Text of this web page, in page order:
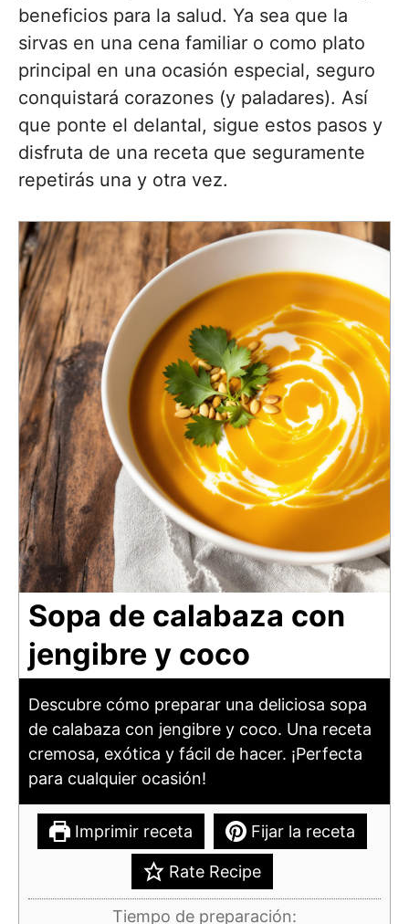
beneficios para la salud. Ya sea que la
sirvas en una cena familiar o como plato
principal en una ocasión especial, seguro
conquistará corazones (y paladares). Así
que ponte el delantal, sigue estos pasos y
disfruta de una receta que seguramente
repetirás una y otra vez.
Sopa de calabaza con
jengibre y coco
Descubre cómo preparar una deliciosa sopa
de calabaza con jengibre y coco. Una receta
cremosa, exótica y fácil de hacer. ¡Perfecta
para cualquier ocasión!
Imprimir receta Fijar la receta
Rate Recipe
Tiempo de preparación: